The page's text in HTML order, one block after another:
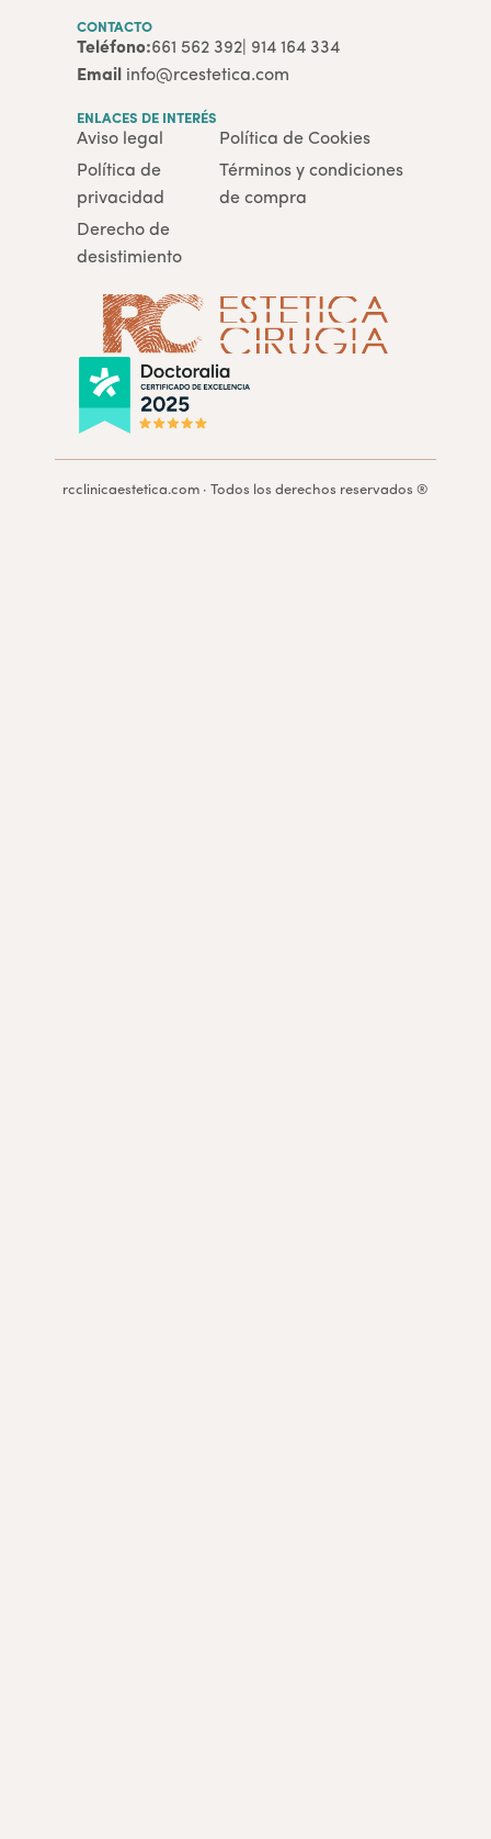
CONTACTO
Teléfono:661 562 392 | 914 164 334
Email info@rcestetica.com
ENLACES DE INTERÉS
Aviso legal
Política de
privacidad
Derecho de
desistimiento
Política de Cookies
Términos y condiciones
de compra
rcclinicaestetica.com · Todos los derechos reservados ®